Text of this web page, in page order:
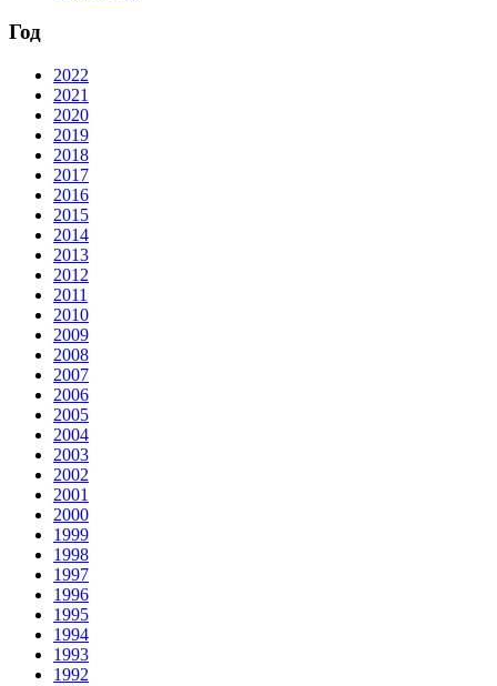
Год
2022
2021
2020
2019
2018
2017
2016
2015
2014
2013
2012
2011
2010
2009
2008
2007
2006
2005
2004
2003
2002
2001
2000
1999
1998
1997
1996
1995
1994
1993
1992